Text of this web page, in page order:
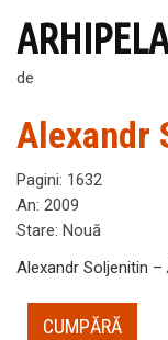
de
Alexandr
Pagini: 1632
An: 2009
Stare: Nouă
Alexandr Soljenitin –
CUMPĂRĂ